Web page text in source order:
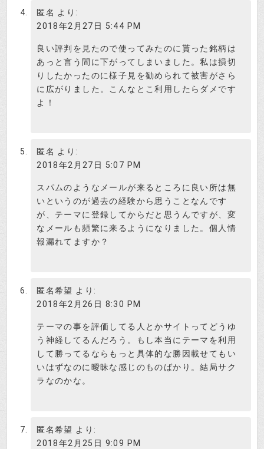
るのを待たなくても良いのでは？こいつら素人で
すよ。」
匿名希望さん、ありがとうございま
す。
投資はじめ
匿名 より:
2018年2月27日 5:44 PM
良い評判を見たので使ってみたのに貰った銘柄は
あっと言う間に下がってしまいました。私は損切
りしたかったのに様子見を勧められて被害がさら
に広がりました。こんなとこ利用したらダメです
よ！
匿名 より:
2018年2月27日 5:07 PM
スパムのようなメールが来るところに良い所は無
いというのが過去の経験から思うことなんです
が、テーマに登録してからだと思うんですが、変
なメールも頻繁に来るようになりました。個人情
報漏れてますか？
匿名希望 より:
2018年2月26日 8:30 PM
テーマの事を評価してる人とかサイトってどうゆ
う神経してるんだろう。もし本当にテーマを利用
して勝ってるならもっと具体的な勝因載せてもい
いはずなのに曖昧な感じのものばかり。結局サク
ラなのかな。
匿名希望 より:
2018年2月25日 9:09 PM